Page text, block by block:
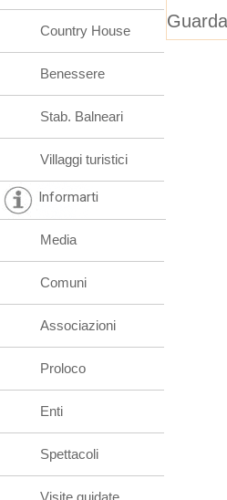
Country House
Benessere
Stab. Balneari
Villaggi turistici
Informarti
Media
Comuni
Associazioni
Proloco
Enti
Spettacoli
Visite guidate